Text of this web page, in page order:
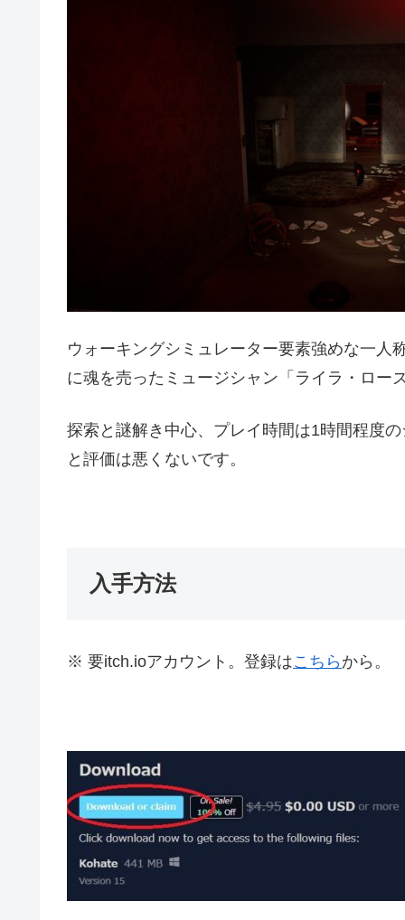
ウォーキングシミュレーター要素強めな一人
に魂を売ったミュージシャン「ライラ・ロー
探索と謎解き中心、プレイ時間は1時間程度
と評価は悪くないです。
入手方法
※ 要itch.ioアカウント。登録はこちら から。